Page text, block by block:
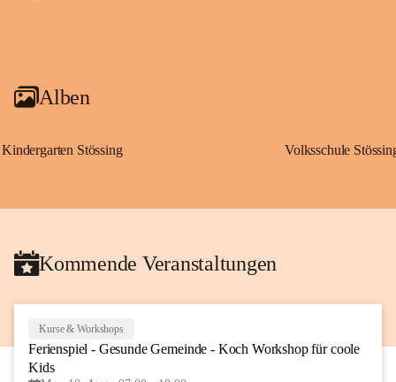
Alben
Kindergarten Stössing Volksschule
Kommende Veranstaltungen
AUG
Kurse & Workshops
Ferienspiel - Gesunde Gemeinde - Koch Workshop für coole
Kids